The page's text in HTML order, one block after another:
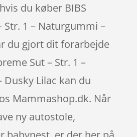
du køber BIBS
Str. 1 – Naturgummi –
du gjort dit forarbejde
Sut – Str. 1 –
Lilac kan du
Mammashop.dk. Når
ny autostole,